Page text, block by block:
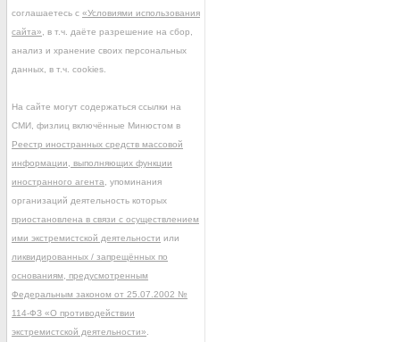
соглашаетесь с «Условиями использования
сайта» , в т.ч. даёте разрешение на сбор,
анализ и хранение своих персональных
данных, в т.ч. cookies.
На сайте могут содержаться ссылки на
СМИ, физлиц включённые Минюстом в
Реестр иностранных средств массовой
информации, выполняющих функции
иностранного агента , упоминания
организаций деятельность которых
приостановлена в связи с осуществлением
ими экстремистской деятельности или
ликвидированных / запрещённых по
основаниям, предусмотренным
Федеральным законом от 25.07.2002 №
114-ФЗ «О противодействии
экстремистской деятельности»